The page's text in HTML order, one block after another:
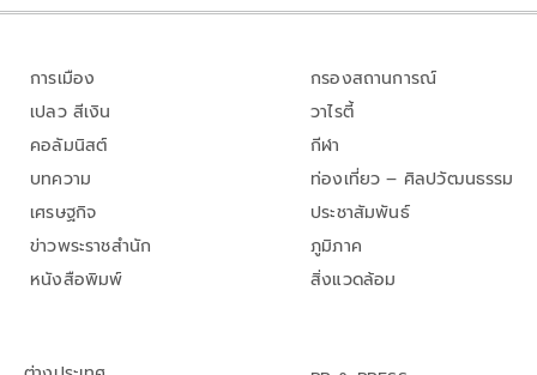
การเมือง
เปลว สีเงิน
คอลัมนิสต์
บทความ
เศรษฐกิจ
ข่าวพระราชสำนัก
หนังสือพิมพ์
กรองสถานการณ์
วาไรตี้
กีฬา
ท่องเที่ยว – ศิลปวัฒนธรรม
ประชาสัมพันธ์
ภูมิภาค
สิ่งแวดล้อม